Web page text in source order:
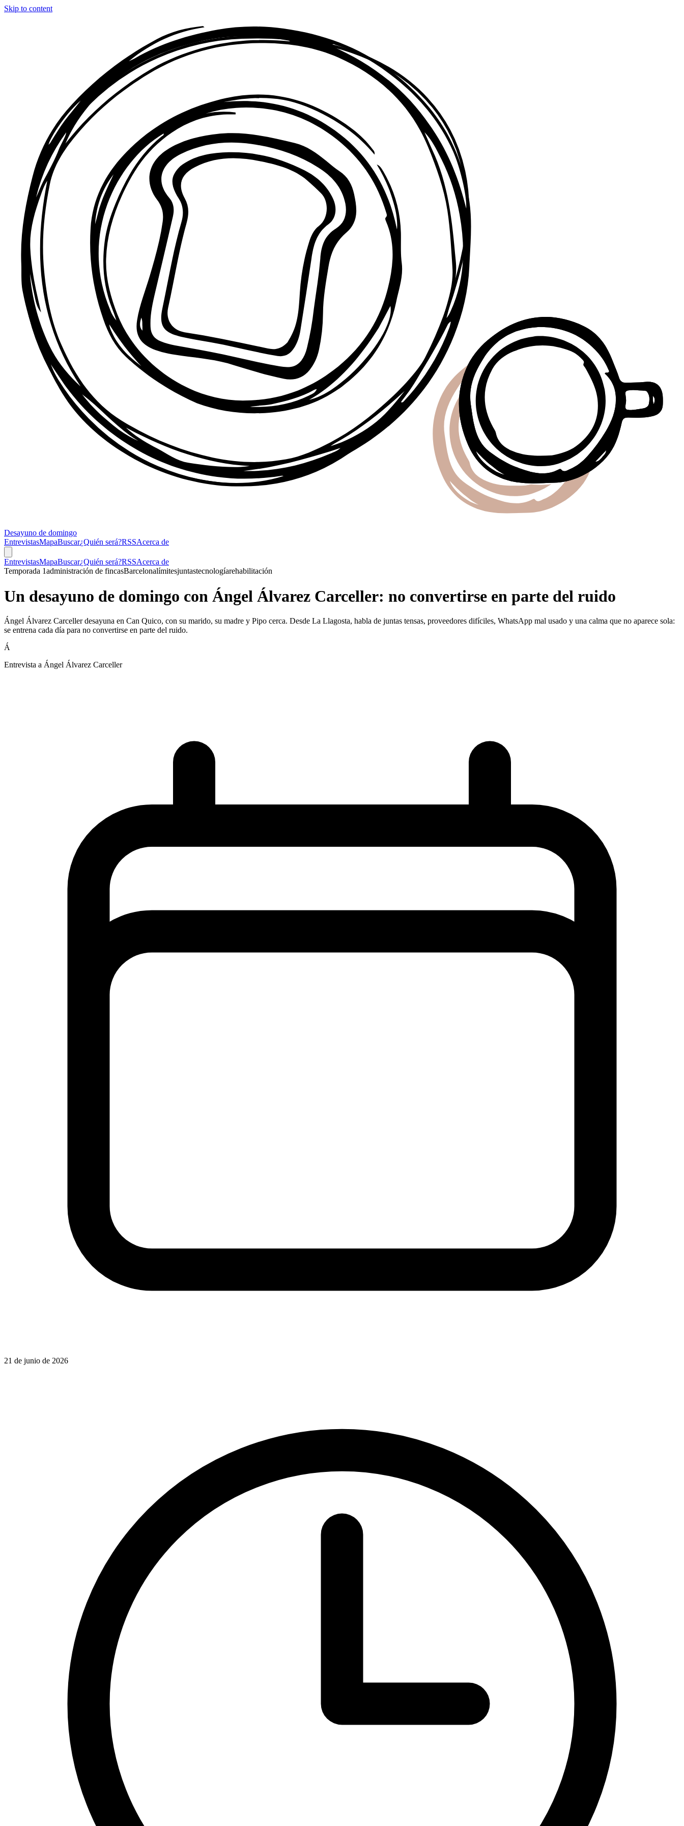
Skip to content
Desayuno de domingo
EntrevistasMapaBuscar¿Quién será?RSSAcerca de
EntrevistasMapaBuscar¿Quién será?RSSAcerca de
Temporada 1administración de fincasBarcelonalímitesjuntastecnologíarehabilitación
Un desayuno de domingo con Ángel Álvarez Carceller: no convertirse en parte del ruido
Ángel Álvarez Carceller desayuna en Can Quico, con su marido, su madre y Pipo cerca. Desde La Llagosta, habla de juntas tensas, proveedores difíciles, WhatsApp mal usado y una calma que no aparece sola:
se entrena cada día para no convertirse en parte del ruido.
Á
Entrevista a Ángel Álvarez Carceller
21 de junio de 2026